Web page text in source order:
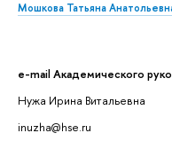
Мошкова Татьяна
e-mail Академического
Нужа Ирина Витальевна
inuzha@hse.ru